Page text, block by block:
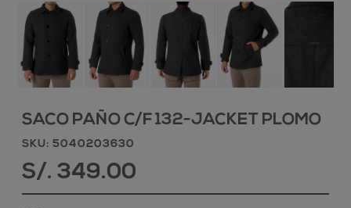
SACO PAÑO C/F 132-JACKET PLOMO
SKU: 5040203630
S/. 349.00